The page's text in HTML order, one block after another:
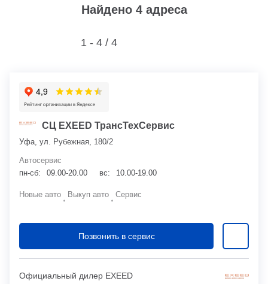
Найдено 4 адреса
1 - 4 / 4
СЦ EXEED ТрансТехСервис
Уфа, ул. Рубежная, 180/2
Автосервис
пн-сб:
09.00-20.00 вс: 10.00-19.00
Новые авто Выкуп авто Сервис
Позвонить в сервис
Официальный дилер EXEED